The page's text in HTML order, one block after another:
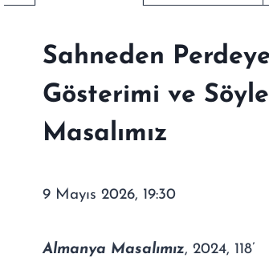
Sahneden
Gösterimi ve
Masalımız
9 Mayıs 2026, 19:30
Almanya Masalımız, 2024, 118’